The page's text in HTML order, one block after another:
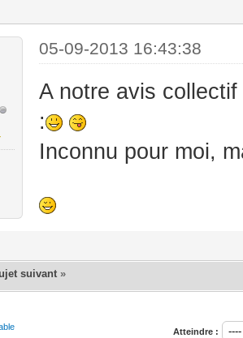
05-09-2013 16:43:38
A notre avis
:
Inconnu pour moi,
suivant »
Atteindre :